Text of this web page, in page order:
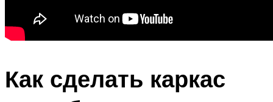
Как сделать каркас